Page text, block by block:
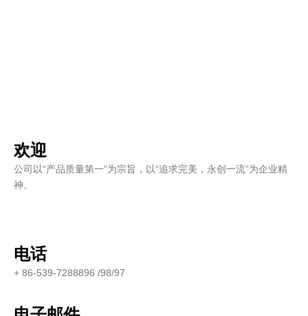
欢迎
公司以“产品质量第一”为宗旨，以“追求完美，永创一流”为企业精
神。
电话
+ 86-539-7288896 /98/97